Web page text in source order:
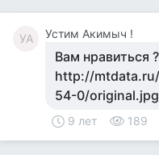
УА Устим Акимыч !
Вам нравиться
http://
54-0/
9 лет 189